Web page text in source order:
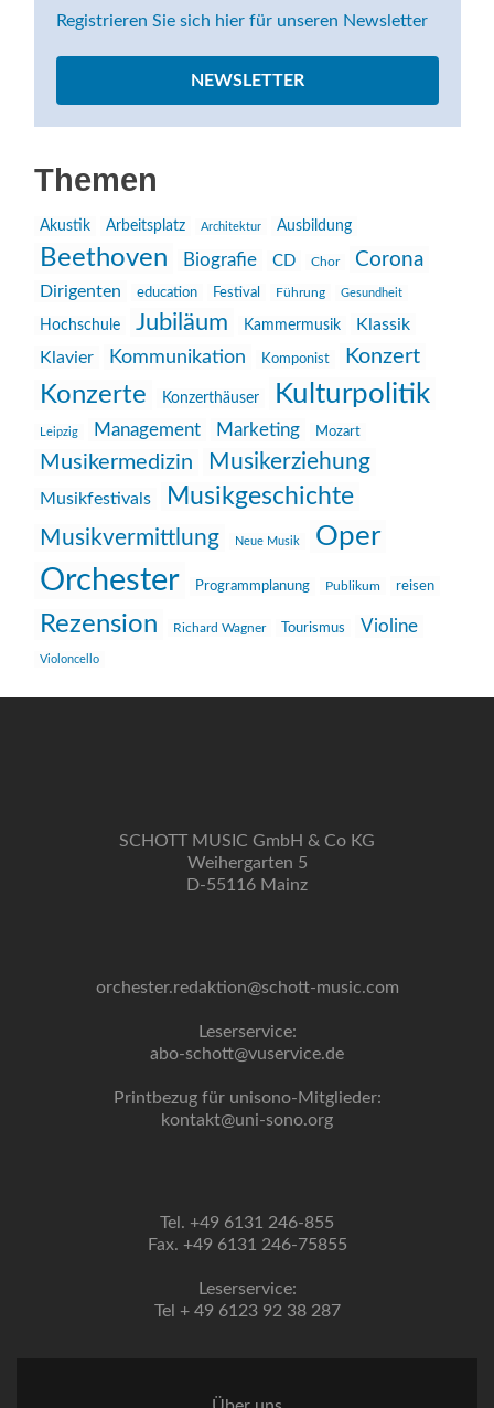
Registrieren Sie sich hier für unseren Newsletter
NEWSLETTER
Themen
Akustik Arbeitsplatz Architektur Ausbildung
Beethoven Biografie CD Chor Corona
Dirigenten education Festival Führung Gesundheit
Hochschule Jubiläum Kammermusik
Klassik
Klavier
Kommunikation Komponist Konzert
Konzerte Konzerthäuser Kulturpolitik
Leipzig Management Marketing Mozart
Musikermedizin Musikerziehung
Musikfestivals Musikgeschichte
Musikvermittlung Neue Musik Oper
Orchester Programmplanung Publikum reisen
Rezension Richard Wagner Tourismus Violine
Violoncello
SCHOTT MUSIC GmbH & Co KG
Weihergarten 5
D-55116 Mainz
orchester.redaktion@schott-music.com
Leserservice:
abo-schott@vuservice.de
Printbezug für unisono-Mitglieder:
kontakt@uni-sono.org
Tel. +49 6131 246-855
Fax. +49 6131 246-75855
Leserservice:
Tel + 49 6123 92 38 287